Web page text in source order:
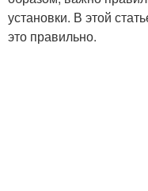
установки. В этой
это правильно.